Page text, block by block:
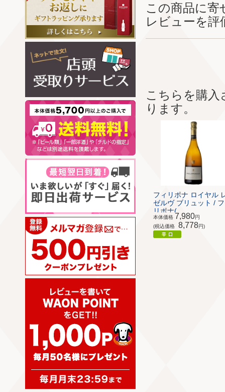
この商品に
レビューを評
こちらを購
ります。
フィリポナ ロイヤル
ゼルヴ ブリュット /
リポナ(...
本体価格 7,980円
(税込価格
8,778円)